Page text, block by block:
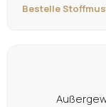
Bestelle